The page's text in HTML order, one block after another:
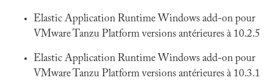
Elastic Application Runtime Windows add-on pour
VMware Tanzu Platform versions antérieures à 10.2.5
Elastic Application Runtime Windows add-on pour
VMware Tanzu Platform versions antérieures à 10.3.1